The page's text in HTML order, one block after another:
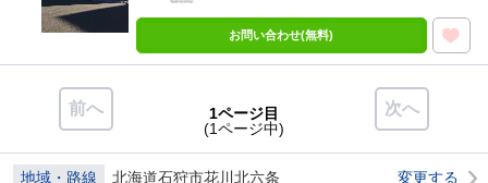
お問い合わせ(無料)
前へ 次へ
1ページ目
(1ページ中)
地域・路線 北海道石狩市花川北六条 変更する